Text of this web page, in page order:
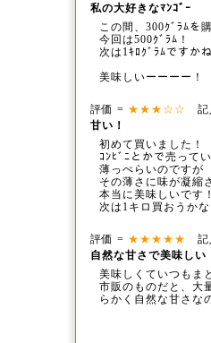
私の大好きなﾏﾝｺﾞｰ
この間、300ｸﾞﾗﾑを
今回は500ｸﾞﾗﾑ！
次は1ｷﾛｸﾞﾗﾑですか
美味しいーーーー！
評価 = ★★★☆☆
記
甘い！
初めて買いました！
ｺﾝﾋﾞﾆとかで売って
薄っぺらいのですが
その薄さに味が凝縮
本当に美味しいです！
次は1キロ買おうかな
評価 = ★★★★★
記
自然な甘さで美味しい
美味しくていつもま
市販のものだと、大
らかく自然な甘さな